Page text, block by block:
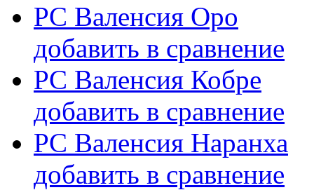
РС Валенсия Оро
добавить в сравнение
РС Валенсия Кобре
добавить в сравнение
РС Валенсия Наранха
добавить в сравнение